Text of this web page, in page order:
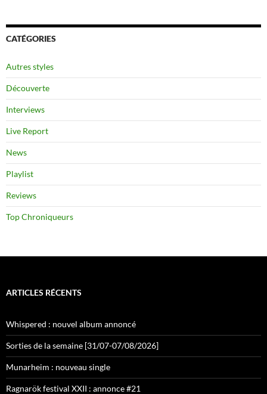
CATÉGORIES
Autres styles
Découverte
Interviews
Live Report
News
Playlist
Reviews
Top Chroniqueurs
ARTICLES RÉCENTS
Whispered : nouvel album annoncé
Sorties de la semaine [31/07-07/08/2026]
Munarheim : nouveau single
Ragnarök festival XXII : annonce #21